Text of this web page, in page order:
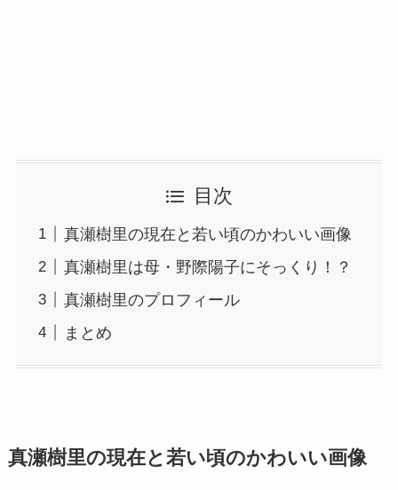
目次
真瀬樹里の現在と若い頃のかわいい画像
真瀬樹里は母・野際陽子にそっくり！？
真瀬樹里のプロフィール
まとめ
真瀬樹里の現在と若い頃のかわいい画像